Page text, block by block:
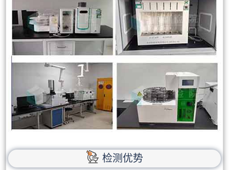
检测优势